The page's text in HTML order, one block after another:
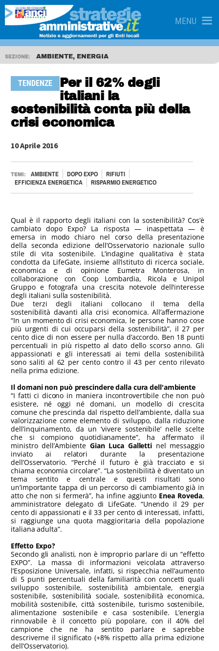
MENU
SEZIONE: AMBIENTE, ENERGIA
TENDENZE
Per il 62% degli
italiani la
sostenibilità conta più della
crisi economica
10 Aprile 2016
TEMI: AMBIENTE DOPO EXPO
RIFIUTI
EFFICIENZA ENERGETICA
RISPARMIO ENERGETICO
Qual è il rapporto degli italiani con la sostenibilità? Cos’è
cambiato dopo Expo? La risposta — inaspettata — è
emersa in modo chiaro nel corso della presentazione
della seconda edizione dell’Osservatorio nazionale sullo
stile di vita sostenibile. L’indagine qualitativa è stata
condotta da LifeGate, insieme all’istituto di ricerca sociale,
economica e di opinione Eumetra Monterosa, in
collaborazione con Coop Lombardia, Ricola e Unipol
Gruppo e fotografa una crescita notevole dell'interesse
degli italiani sulla sostenibilità.
Due terzi degli italiani collocano il tema della
sostenibilità davanti alla crisi economica. All’affermazione
“In un momento di crisi economica, le persone hanno cose
più urgenti di cui occuparsi della sostenibilità”, il 27 per
cento dice di non essere per nulla d’accordo. Ben 18 punti
percentuali in più rispetto al dato dello scorso anno. Gli
appassionati e gli interessati ai temi della sostenibilità
sono saliti al 62 per cento contro il 43 per cento rilevato
nella prima edizione.
Il domani non può prescindere dalla cura dell'ambiente
“I fatti ci dicono in maniera incontrovertibile che non può
esistere, né oggi né domani, un modello di crescita
comune che prescinda dal rispetto dell’ambiente, dalla sua
valorizzazione come elemento di sviluppo, dalla riduzione
dell’inquinamento, da un ‘vivere sostenibile’ nelle scelte
che si compiono quotidianamente”, ha affermato il
ministro dell’Ambiente Gian Luca Galletti nel messaggio
inviato ai relatori durante la presentazione
dell’Osservatorio. “Perché il futuro è già tracciato e si
chiama economia circolare”. “La sostenibilità è diventato un
tema sentito e centrale e questi risultati sono
un’importante tappa di un percorso di cambiamento già in
atto che non si fermerà”, ha infine aggiunto Enea Roveda,
amministratore delegato di LifeGate. “Unendo il 29 per
cento di appassionati e il 33 per cento di interessati, infatti,
si raggiunge una quota maggioritaria della popolazione
italiana adulta”.
Effetto Expo?
Secondo gli analisti, non è improprio parlare di un “effetto
EXPO”. La massa di informazioni veicolata attraverso
l’Esposizione Universale, infatti, si rispecchia nell’aumento
di 5 punti percentuali della familiarità con concetti quali
sviluppo sostenibile, sostenibilità ambientale, energia
sostenibile, sostenibilità sociale, sostenibilità economica,
mobilità sostenibile, città sostenibile, turismo sostenibile,
alimentazione sostenibile e casa sostenibile. L’energia
rinnovabile è il concetto più popolare, con il 40% del
campione che ne ha sentito parlare e saprebbe
descriverne il significato (+8% rispetto alla prima edizione
dell’Osservatorio).